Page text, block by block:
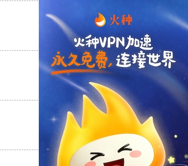
支持[0] 反对
支持
反对 [0]